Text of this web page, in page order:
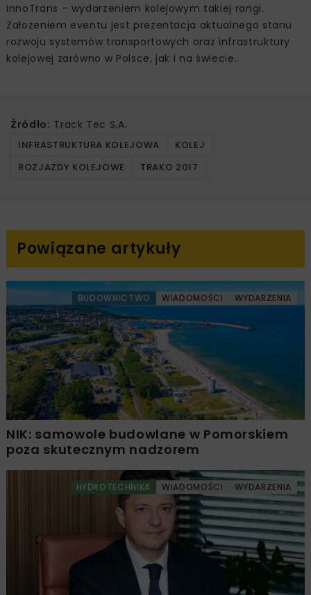
InnoTrans – wydarzeniem kolejowym takiej rangi.
Założeniem eventu jest prezentacja aktualnego stanu
rozwoju systemów transportowych oraz infrastruktury
kolejowej zarówno w Polsce, jak i na świecie.
Źródło: Track Tec S.A.
INFRASTRUKTURA KOLEJOWA
KOLEJ
ROZJAZDY KOLEJOWE
TRAKO 2017
Powiązane artykuły
BUDOWNICTWO WIADOMOŚCI WYDARZENIA
NIK: samowole budowlane w Pomorskiem
poza skutecznym nadzorem
HYDROTECHNIKA WIADOMOŚCI WYDARZENIA